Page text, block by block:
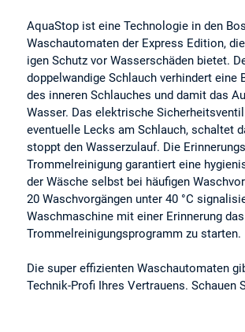
AquaStop ist eine Technologie in den
Waschautomaten der Express Edition,
igen Schutz vor Wasserschäden bietet.
doppelwandige Schlauch verhindert eine
des inneren Schlauches und damit das
Wasser. Das elektrische
eventuelle Lecks am Schlauch, schaltet
stoppt den Wasserzulauf. Die
Trommelreinigung garantiert eine
der Wäsche selbst bei häufigen
20 Waschvorgängen unter 40 °C
Waschmaschine mit einer Erinnerung das
Trommelreinigungsprogramm zu starten.
Die super effizienten Waschautomaten
Technik-Profi Ihres Vertrauens. Schauen